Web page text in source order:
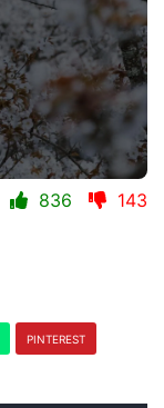
836 143
PINTEREST